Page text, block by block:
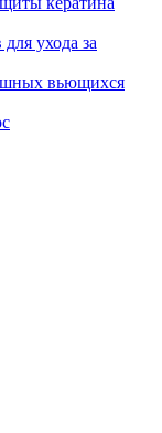
ухода за
вьющихся